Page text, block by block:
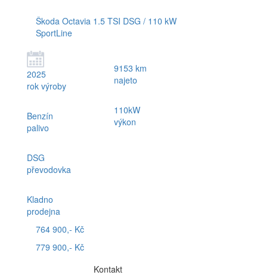
Škoda Octavia 1.5 TSI DSG / 110 kW
SportLine
2025
rok výroby
Benzín
palivo
DSG
převodovka
Kladno
prodejna
9153 km
najeto
110kW
výkon
764 900,- Kč
779 900,- Kč
Kontakt